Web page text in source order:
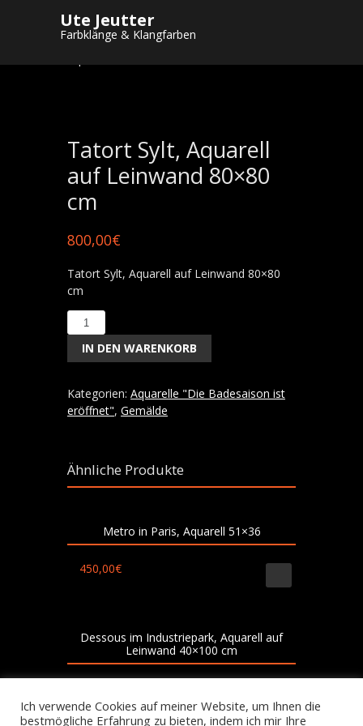
Ute Jeutter
Farbklänge & Klangfarben
Startseite/Shop
"Die Badesaison ist eröffnet"
Tatort Sylt, Aquarell
auf Leinwand 80×80
cm
800,00€
Tatort Sylt, Aquarell auf Leinwand 80×80
cm
Tatort
Sylt,
Aquarell
Leinwand
80x80
IN DEN WARENKORB
Kategorien: Aquarelle "Die Badesaison ist
eröffnet", Gemälde
Ähnliche Produkte
Metro in Paris, Aquarell 51×36
450,00€
Dessous im Industriepark, Aquarell auf
Leinwand 40×100 cm
Ich verwende Cookies auf meiner Website, um Ihnen die
bestmögliche Erfahrung zu bieten, indem ich mir Ihre